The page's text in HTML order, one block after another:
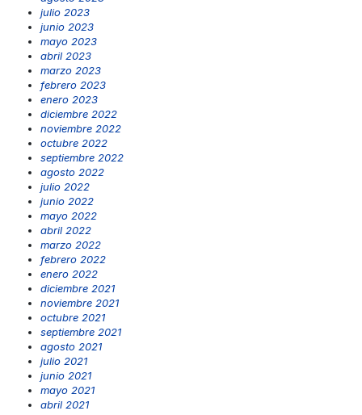
julio 2023
junio 2023
mayo 2023
abril 2023
marzo 2023
febrero 2023
enero 2023
diciembre 2022
noviembre 2022
octubre 2022
septiembre 2022
agosto 2022
julio 2022
junio 2022
mayo 2022
abril 2022
marzo 2022
febrero 2022
enero 2022
diciembre 2021
noviembre 2021
octubre 2021
septiembre 2021
agosto 2021
julio 2021
junio 2021
mayo 2021
abril 2021